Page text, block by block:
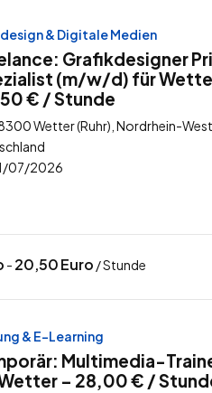
& Digitale Medien
Grafikdesigner
(m/w/d) für
€ / Stunde
Wetter (Ruhr), Nordrhein-
07/2026
- 20,50Euro / Stunde
& E-Learning
Multimedia-
– 28,00 € /